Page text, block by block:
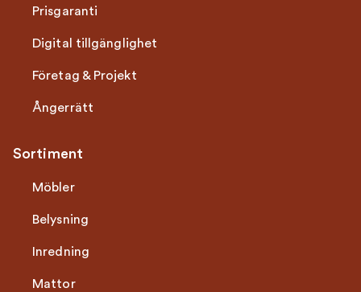
Prisgaranti
Digital tillgänglighet
Företag & Projekt
Ångerrätt
Sortiment
Möbler
Belysning
Inredning
Mattor